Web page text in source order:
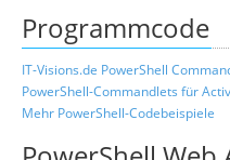
Programmcode
IT-Visions.de PowerShell
PowerShell-Commandlets für
Mehr PowerShell-Codebeispiele